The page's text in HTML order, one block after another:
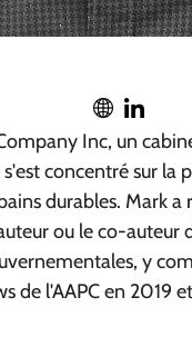
Inc, un
concentré sur
durables. Mark
ou le co-
y
de l'AAPC en